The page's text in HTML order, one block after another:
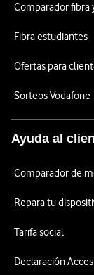
Comparador fibra
Fibra estudiantes
Ofertas para
Sorteos Vodafone
Ayuda al
Comparador de
Repara tu
Tarifa social
Declaración